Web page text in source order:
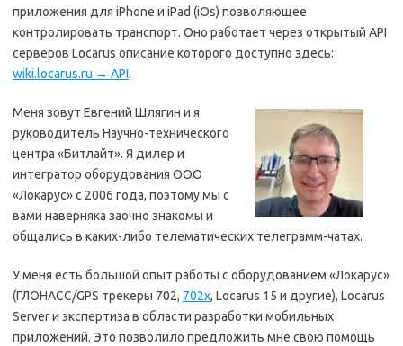
приложения для iPhone и iPad (iOs) позволяющее
контролировать транспорт. Оно работает через открытый API
серверов Locarus описание которого доступно здесь:
wiki.locarus.ru → API.
Меня зовут Евгений Шлягин и я
руководитель Научно-технического
центра «Битлайт». Я дилер и
интегратор оборудования ООО
«Локарус» с 2006 года, поэтому мы с
вами наверняка заочно знакомы и
общались в каких-либо телематических телеграмм-чатах.
У меня есть большой опыт работы с оборудованием «Локарус»
(ГЛОНАСС/GPS трекеры 702, 702x, Locarus 15 и другие), Locarus
Server и экспертиза в области разработки мобильных
приложений. Это позволило предложить мне свою помощь